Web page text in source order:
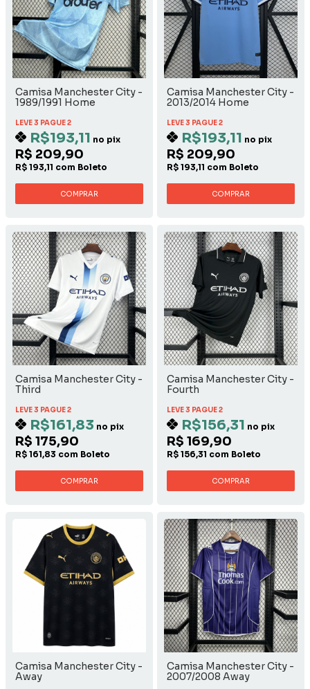
Camisa Manchester City -
1989/1991 Home
LEVE 3 PAGUE 2
R$193,11 no pix
R$ 209,90
R$ 193,11 com Boleto
COMPRAR
Camisa Manchester City -
2013/2014 Home
LEVE 3 PAGUE 2
R$193,11 no pix
R$ 209,90
R$ 193,11 com Boleto
COMPRAR
Camisa Manchester City -
Third
LEVE 3 PAGUE 2
R$161,83 no pix
R$ 175,90
R$ 161,83 com Boleto
COMPRAR
Camisa Manchester City -
Fourth
LEVE 3 PAGUE 2
R$156,31 no pix
R$ 169,90
R$ 156,31 com Boleto
COMPRAR
Camisa Manchester City -
Away
Camisa Manchester City -
2007/2008 Away